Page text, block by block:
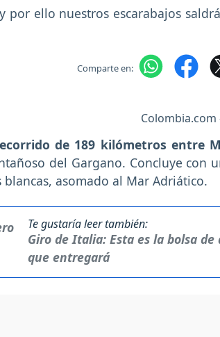
por ello nuestros escarabajos
Comparte en:
de 189 kilómetros entre
del Gargano. Concluye con
asomado al Mar Adriático.
Te gustaría leer también:
Giro de Italia: Esta es la bolsa de
que entregará